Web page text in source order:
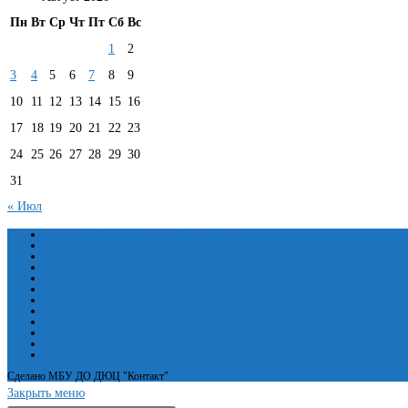
Пн Вт Ср Чт Пт Сб Вс
1
2
3
4 5 6 7 8
9
10
11 12 13 14 15 16
17
18 19 20 21 22 23
24 25 26 27 28 29 30
31
« Июл
Сделано МБУ ДО ДЮЦ "Контакт"
Закрыть меню